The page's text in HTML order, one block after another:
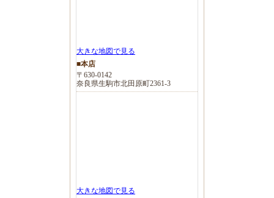
大きな地図で見る
■本店
〒630-0142
奈良県生駒市北田原町2361-3
大きな地図で見る